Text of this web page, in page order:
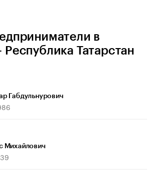
в
Татарстан
Габдульнурович
Михайлович